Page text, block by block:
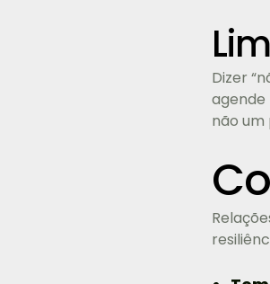
Dizer
agende
não um